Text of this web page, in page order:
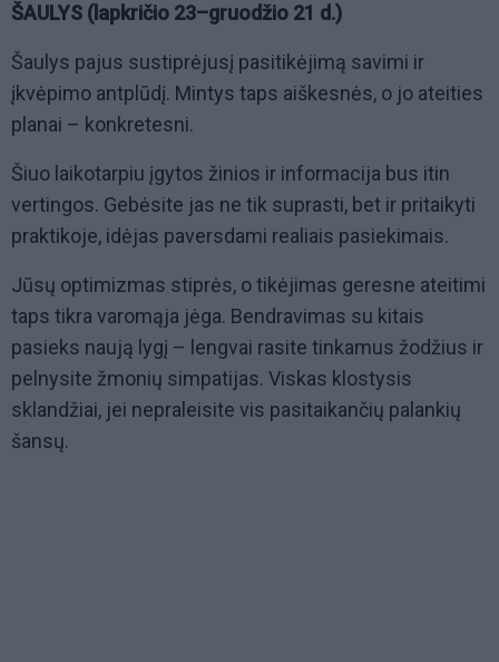
ŠAULYS (lapkričio 23–gruodžio 21 d.)
Šaulys pajus sustiprėjusį pasitikėjimą savimi ir
įkvėpimo antplūdį. Mintys taps aiškesnės, o jo ateities
planai – konkretesni.
Šiuo laikotarpiu įgytos žinios ir informacija bus itin
vertingos. Gebėsite jas ne tik suprasti, bet ir pritaikyti
praktikoje, idėjas paversdami realiais pasiekimais.
Jūsų optimizmas stiprės, o tikėjimas geresne ateitimi
taps tikra varomąja jėga. Bendravimas su kitais
pasieks naują lygį – lengvai rasite tinkamus žodžius ir
pelnysite žmonių simpatijas. Viskas klostysis
sklandžiai, jei nepraleisite vis pasitaikančių palankių
šansų.